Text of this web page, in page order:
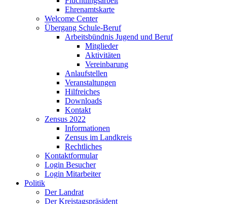
Ehrenamtskarte
Welcome Center
Übergang Schule-Beruf
Arbeitsbündnis Jugend und Beruf
Mitglieder
Aktivitäten
Vereinbarung
Anlaufstellen
Veranstaltungen
Hilfreiches
Downloads
Kontakt
Zensus 2022
Informationen
Zensus im Landkreis
Rechtliches
Kontaktformular
Login Besucher
Login Mitarbeiter
Politik
Der Landrat
Der Kreistagspräsident